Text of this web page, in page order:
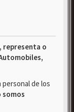
representa o
de los
somos